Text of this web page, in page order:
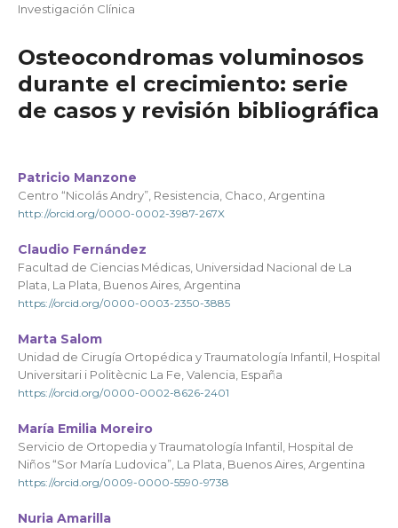
Investigación Clínica
Osteocondromas voluminosos
durante el crecimiento: serie
de casos y revisión bibliográfica
Patricio Manzone
Centro “Nicolás Andry”, Resistencia, Chaco, Argentina
http://orcid.org/0000-0002-3987-267X
Claudio Fernández
Facultad de Ciencias Médicas, Universidad Nacional de La
Plata, La Plata, Buenos Aires, Argentina
https://orcid.org/0000-0003-2350-3885
Marta Salom
Unidad de Cirugía Ortopédica y Traumatología Infantil, Hospital
Universitari i Politècnic La Fe, Valencia, España
https://orcid.org/0000-0002-8626-2401
María Emilia Moreiro
Servicio de Ortopedia y Traumatología Infantil, Hospital de
Niños “Sor María Ludovica”, La Plata, Buenos Aires, Argentina
https://orcid.org/0009-0000-5590-9738
Nuria Amarilla